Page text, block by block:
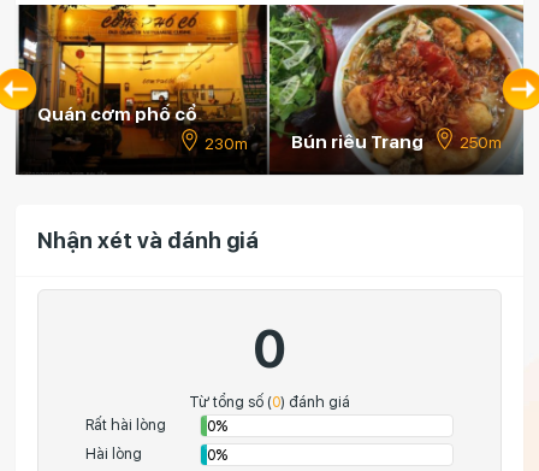
Bún riêu Trang 250m Xôi Yến 260m
Nhận xét và đánh giá
0
Từ tổng số (0) đánh giá
Rất hài lòng
0%
Hài lòng
0%